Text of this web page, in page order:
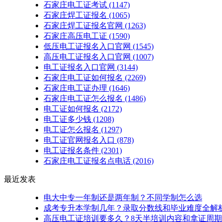
石家庄电工证考试 (1147)
石家庄焊工证报名 (1065)
石家庄焊工证报名官网 (1263)
石家庄高压电工证 (1590)
低压电工证报名入口官网 (1545)
高压电工证报名入口官网 (1007)
电工证报名入口官网 (3144)
石家庄电工证如何报名 (2269)
石家庄电工证办理 (1646)
石家庄电工证怎么报名 (1486)
电工证如何报名 (2172)
电工证多少钱 (1208)
电工证怎么报名 (1297)
电工证官网报名入口 (878)
电工证报名条件 (2301)
石家庄电工证报名点电话 (2016)
最近发表
电大中专一年制还是两年制？不同学制怎么选
成考专升本学制几年？录取分数线和毕业难度全解
高压电工证培训要多久？8天半培训内容和拿证周